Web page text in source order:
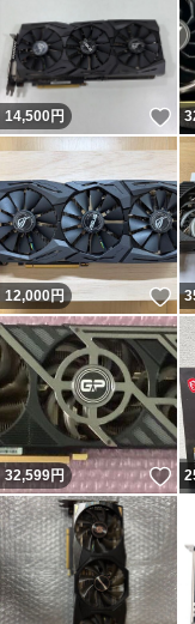
14,500円
12,000 円 い
32,599円